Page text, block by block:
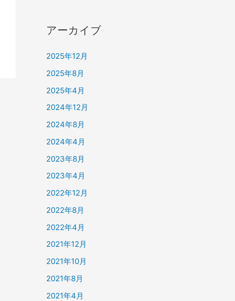
アーカイブ
2025年12月
2025年8月
2025年4月
2024年12月
2024年8月
2024年4月
2023年8月
2023年4月
2022年12月
2022年8月
2022年4月
2021年12月
2021年10月
2021年8月
2021年4月